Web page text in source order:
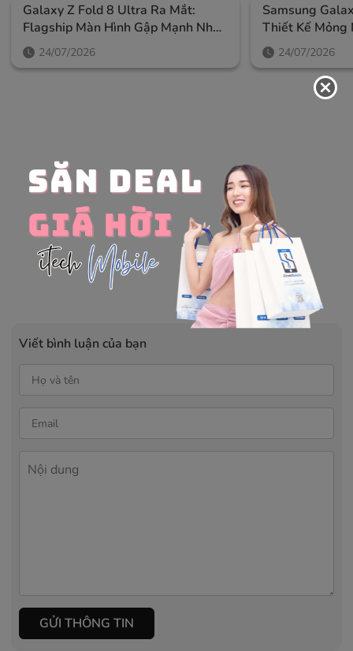
Galaxy Z Fold 8 Ultra Ra Mắt:
Flagship Màn Hình Gập Mạnh Nhất
Của Samsung, Giá Từ 52,99 Triệu
Đồng
24/07/2026
Samsung
Thiết Kế Mỏng
Ngoài Lớn Và
24/07/2026
Viết bình luận của bạn
GỬI THÔNG TIN